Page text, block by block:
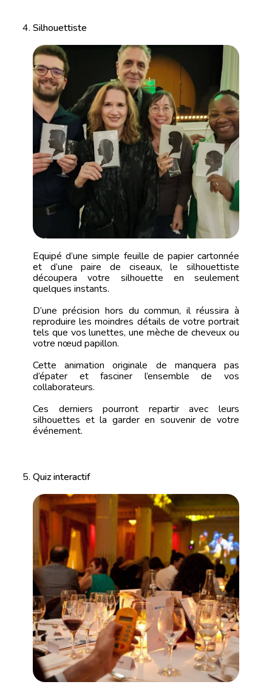
Silhouettiste
Equipé d’une simple feuille de papier cartonnée
et d’une paire de ciseaux, le silhouettiste
découpera votre silhouette en seulement
quelques instants.
D’une précision hors du commun, il réussira à
reproduire les moindres détails de votre portrait
tels que vos lunettes, une mèche de cheveux ou
votre nœud papillon.
Cette animation originale de manquera pas
d’épater et fasciner l’ensemble de vos
collaborateurs.
Ces derniers pourront repartir avec leurs
silhouettes et la garder en souvenir de votre
événement.
Quiz interactif